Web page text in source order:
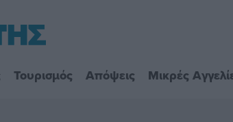
Τουρισμός Απόψεις Μικρές